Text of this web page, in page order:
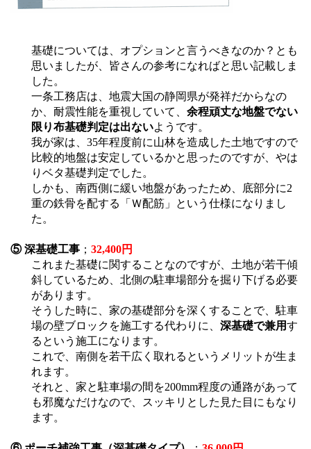
基礎については、オプションと言うべきなのか？とも
思いましたが、皆さんの参考になればと思い記載しま
した。
一条工務店は、地震大国の静岡県が発祥だからなの
か、耐震性能を重視していて、 余程頑丈な地盤でない
限り布基礎判定は出ないようです。
我が家は、35年程度前に山林を造成した土地ですので
比較的地盤は安定しているかと思ったのですが、やは
りベタ基礎判定でした。
しかも、南西側に緩い地盤があったため、底部分に2
重の鉄骨を配する「Ｗ配筋」という仕様になりまし
た。
⑤ 深基礎工事 ； 32,400円
これまた基礎に関することなのですが、土地が若干傾
斜しているため、北側の駐車場部分を掘り下げる必要
があります。
そうした時に、家の基礎部分を深くすることで、駐車
場の壁ブロックを施工する代わりに、 深基礎で兼用す
るという施工になります。
これで、南側を若干広く取れるというメリットが生ま
れます。
それと、家と駐車場の間を200mm程度の通路があって
も邪魔なだけなので、スッキリとした見た目にもなり
ます。